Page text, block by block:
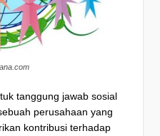
tanggung jawab sosial
perusahaan yang
kontribusi terhadap